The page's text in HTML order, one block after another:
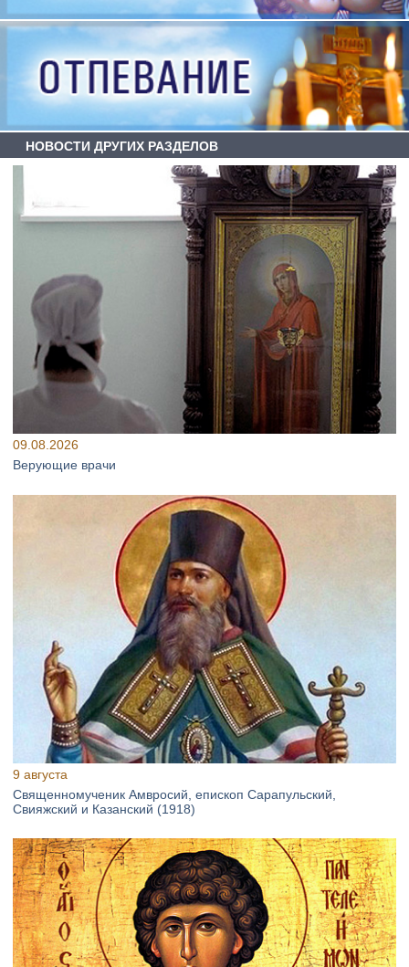
НОВОСТИ ДРУГИХ РАЗДЕЛОВ
09.08.2026
Верующие врачи
9 августа
Священномученик Амвросий, епископ Сарапульский,
Свияжский и Казанский (1918)